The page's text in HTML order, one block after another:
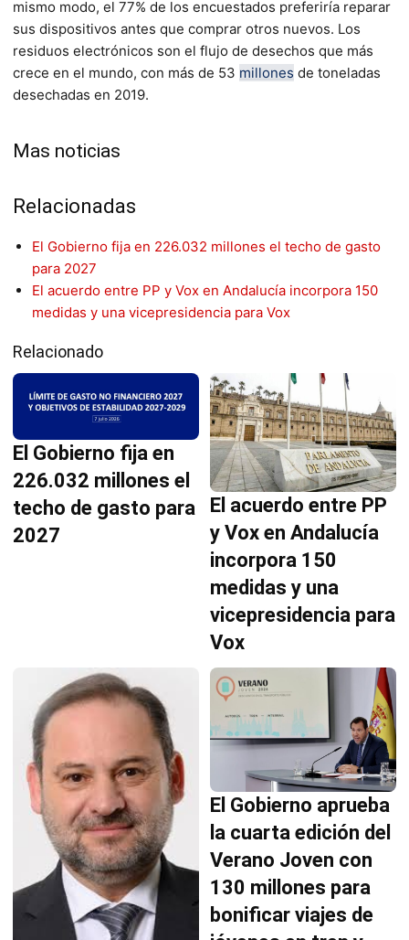
mismo modo, el 77% de los encuestados preferiría reparar
sus dispositivos antes que comprar otros nuevos. Los
residuos electrónicos son el flujo de desechos que más
crece en el mundo, con más de 53 millones de toneladas
desechadas en 2019.
Mas noticias
Relacionadas
El Gobierno fija en 226.032 millones el techo de gasto
para 2027
El acuerdo entre PP y Vox en Andalucía incorpora 150
medidas y una vicepresidencia para Vox
Relacionado
El Gobierno fija en
226.032 millones el
techo de gasto para
2027
El acuerdo entre PP
y Vox en Andalucía
incorpora 150
medidas y una
vicepresidencia para
Vox
El Gobierno aprueba
la cuarta edición del
Verano Joven con
130 millones para
bonificar viajes de